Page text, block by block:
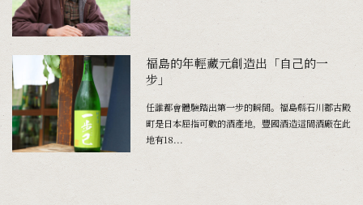
福島的年輕藏元創造出「自己的一
步」
任誰都會體驗踏出第一步的瞬間。福島縣石川郡古殿
町是日本屈指可數的酒產地，豐國酒造這間酒廠在此
地有18...